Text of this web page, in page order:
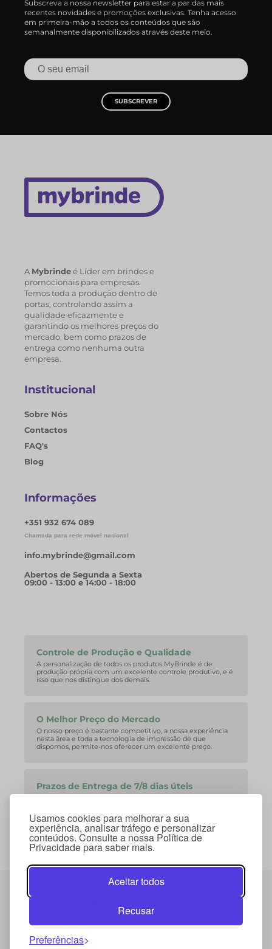
Usamos cookies para melhorar a sua
experiência, analisar tráfego e personalizar
conteúdos. Consulte a nossa Política de
Privacidade para saber mais.
Aceitar todos
Recusar
Preferências
Subscreva a nossa newsletter para estar a par das mais
recentes novidades e promoções exclusivas. Tenha acesso
em primeira-mão a todos os conteúdos que são
semanalmente disponibilizados através deste meio.
SUBSCREVER
A Mybrindeé Líder em brindes e
promocionais para empresas.
Temos toda a produção dentro de
portas, controlando assim a
qualidade eficazmente e
garantindo os melhores preços do
mercado, bem como prazos de
entrega como nenhuma outra
empresa.
Institucional
Sobre Nós
Contactos
FAQ's
Blog
Informações
+351 932 674 089
Chamada para rede móvel nacional
info.mybrinde@gmail.com
Abertos de Segunda a Sexta
09:00 - 13:00 e 14:00 - 18:00
Controle de Produção e Qualidade
A personalização de todos os produtos MyBrinde é de
produção própria com um excelente controle produtivo, e é
isso que nos distingue dos demais.
O Melhor Preço do Mercado
O nosso preço é bastante competitivo, a nossa experiência
nesta área e toda a tecnologia de impressão de que
dispomos, permite-nos oferecer um excelente preço.
Prazos de Entrega de 7/8 dias úteis
© 2026 Copyright Mybrinde . Todos os direitos
Política de Cookies